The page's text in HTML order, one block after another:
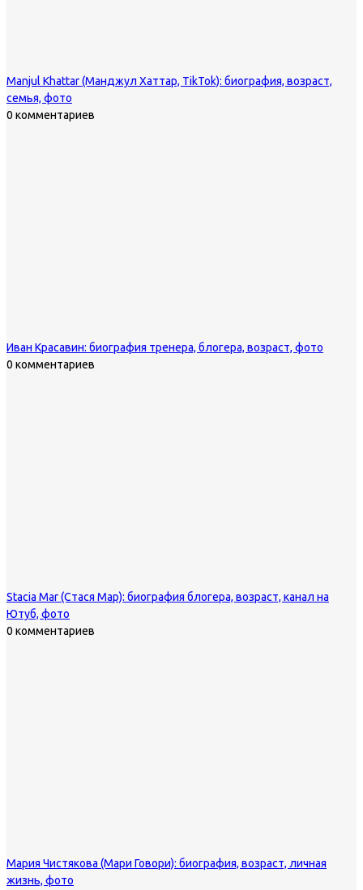
Manjul Khattar (Манджул Хаттар, TikTok): биография, возраст,
семья, фото
0 комментариев
Иван Красавин: биография тренера, блогера, возраст, фото
0 комментариев
Staсia Mar (Стася Мар): биография блогера, возраст, канал на
Ютуб, фото
0 комментариев
Мария Чистякова (Мари Говори): биография, возраст, личная
жизнь, фото